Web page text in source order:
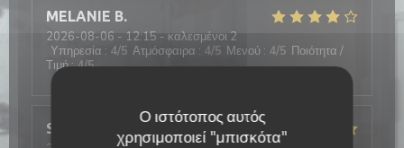
Ο ιστότοπος αυτός
χρησιμοποιεί "μπισκότα"
MELANIE B
2026-08-06 - 12:15 - καλεσμένοι 2
Υπηρεσία : 4/5 Ατμόσφαιρα : 4/5 Μενού : 4/5 Ποιότητα /
Τιμή:4/5
Sebastien